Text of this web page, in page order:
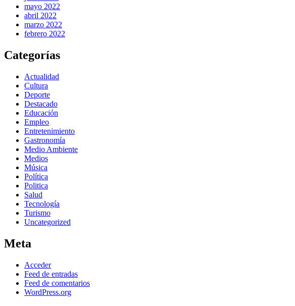
mayo 2022
abril 2022
marzo 2022
febrero 2022
Categorías
Actualidad
Cultura
Deporte
Destacado
Educación
Empleo
Entretenimiento
Gastronomía
Medio Ambiente
Medios
Música
Política
Politica
Salud
Tecnología
Turismo
Uncategorized
Meta
Acceder
Feed de entradas
Feed de comentarios
WordPress.org